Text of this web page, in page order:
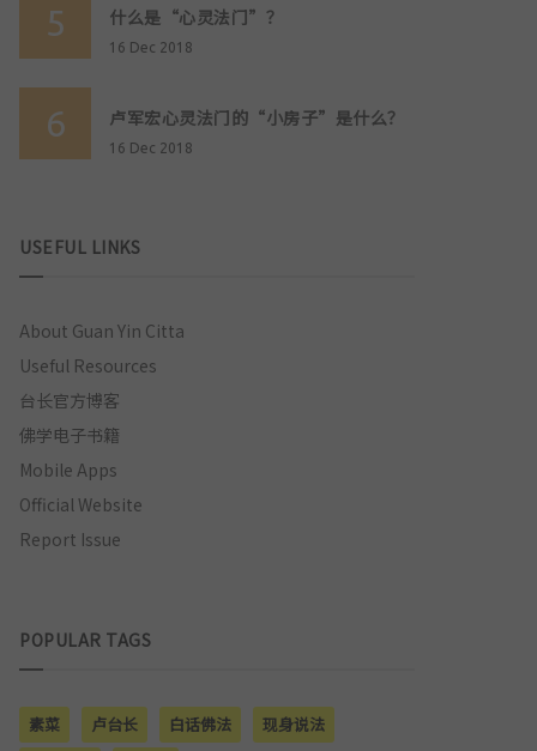
5 什么是“心灵法门”？
16 Dec 2018
6 卢军宏心灵法门的“小房子”是什么？
16 Dec 2018
USEFUL LINKS
About Guan Yin Citta
Useful Resources
台长官方博客
佛学电子书籍
Mobile Apps
Official Website
Report Issue
POPULAR TAGS
素菜 卢台长 白话佛法
现身说法